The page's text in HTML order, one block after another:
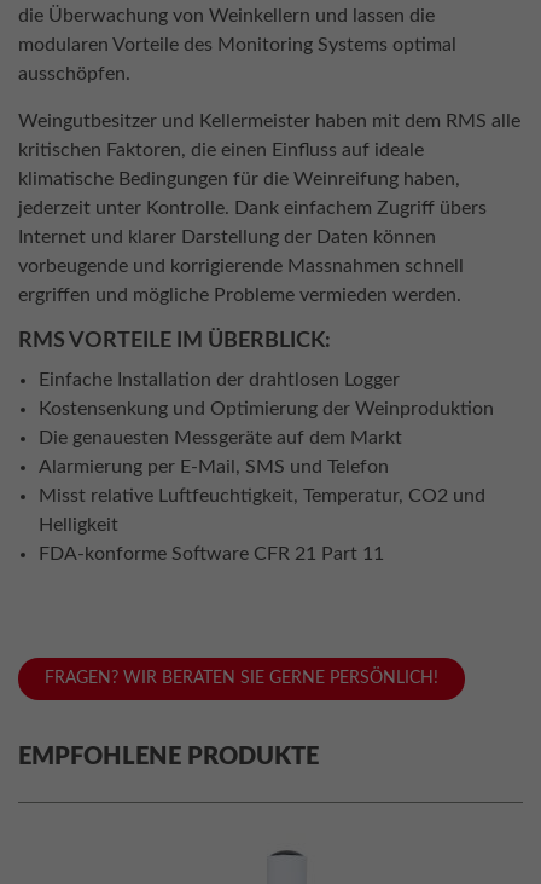
die Überwachung von Weinkellern und lassen die
modularen Vorteile des Monitoring Systems optimal
ausschöpfen.
Weingutbesitzer und Kellermeister haben mit dem RMS alle
kritischen Faktoren, die einen Einfluss auf ideale
klimatische Bedingungen für die Weinreifung haben,
jederzeit unter Kontrolle. Dank einfachem Zugriff übers
Internet und klarer Darstellung der Daten können
vorbeugende und korrigierende Massnahmen schnell
ergriffen und mögliche Probleme vermieden werden.
RMS VORTEILE IM ÜBERBLICK:
Einfache Installation der drahtlosen Logger
Kostensenkung und Optimierung der Weinproduktion
Die genauesten Messgeräte auf dem Markt
Alarmierung per E-Mail, SMS und Telefon
Misst relative Luftfeuchtigkeit, Temperatur, CO2 und
Helligkeit
FDA-konforme Software CFR 21 Part 11
FRAGEN? WIR BERATEN SIE GERNE PERSÖNLICH!
EMPFOHLENE PRODUKTE